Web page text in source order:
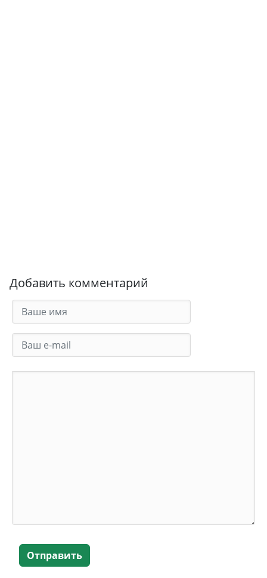
Добавить комментарий
Отправить